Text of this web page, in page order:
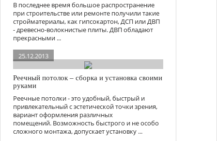
В последнее время большое распространение
при строительстве или ремонте получили такие
стройматериалы, как гипсокартон, ДСП или ДВП
- древесно-волокнистые плиты. ДВП обладают
прекрасными ...
25.12.2013
Реечный потолок – сборка и установка своими
руками
Реечные потолки - это удобный, быстрый и
привлекательный с эстетической точки зрения,
вариант оформления различных
помещений. Возможность быстрого и не особо
сложного монтажа, допускает установку ...